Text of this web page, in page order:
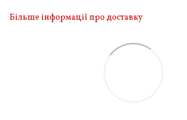
Більше інформації про доставку